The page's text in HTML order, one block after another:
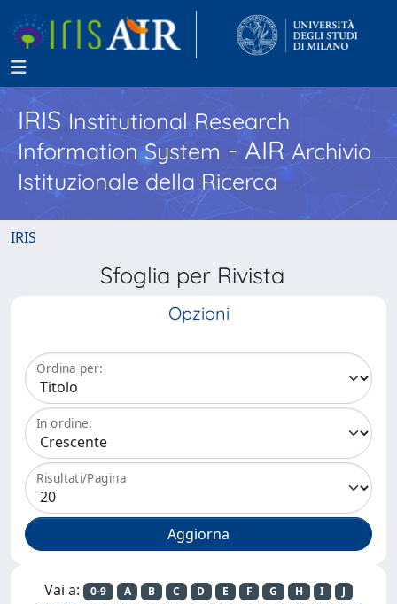
IRISInstitutional Research
Information System - AIR Archivio
Istituzionale della Ricerca
IRIS
Sfoglia per Rivista
Opzioni
Ordina per:
In ordine:
Risultati/Pagina
Vai a: 0-9 A B C D E F G H I
J